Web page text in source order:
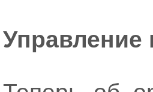
Управление